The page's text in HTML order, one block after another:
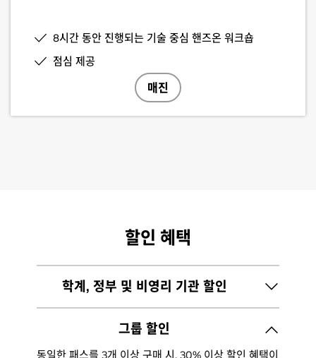
8시간 동안 진행되는 기술 중심 핸즈온 워크숍
점심 제공
할인 혜택
학계, 정부 및 비영리 기관 할인
대학교, 정부 기관, 비영리 단체 이메일 주소로 등록하면
컨퍼런스 패스(1일권 포함)를 40% 할인된 가격에 이용
할 수 있습니다. 체크인 시 배지 수령을 위해 소속 증빙
그룹 할인
동일한 패스를 3개 이상 구매 시, 30% 이상 할인 혜택이